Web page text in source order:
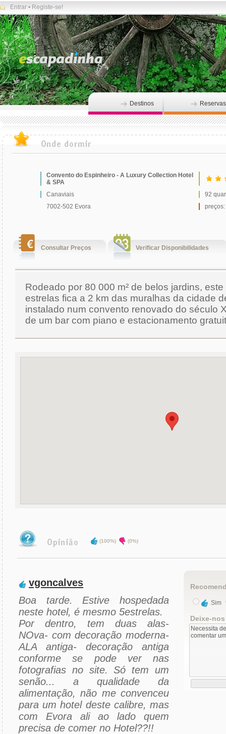
Entrar • Registe-se!
Destinos Reservas
Convento do Espinheiro - A Luxury Collection Hotel
& SPA
Canaviais
92
7002-502 Evora
Consultar Preços Verificar Disponibilidades
Rodeado por 80 000 m² de belos jardins,
estrelas fica a 2 km das muralhas da cidade
instalado num convento renovado do século
de um bar com piano e estacionamento
(100%) (0%)
vgoncalves
Boa tarde. Estive hospedada
neste hotel, é mesmo 5estrelas.
Por dentro, tem duas alas-
NOva- com decoração moderna-
ALA antiga- decoração antiga
conforme se pode ver nas
fotografias no site. Só tem um
senão... a qualidade da
alimentação, não me convenceu
para um hotel deste calibre, mas
com Evora ali ao lado quem
precisa de comer no Hotel??!!
Sim
Deixe-